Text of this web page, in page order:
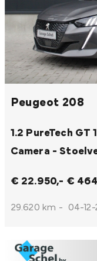
Peugeot 208
1.2 PureTech
Camera -
€ 22.950,- €
29.620 km - 04-12-